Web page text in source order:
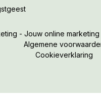
- Jouw online
Algemene
Cookieverklaring